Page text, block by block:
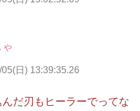
日) 13:39:35.26
だ刃もヒーラーでってな